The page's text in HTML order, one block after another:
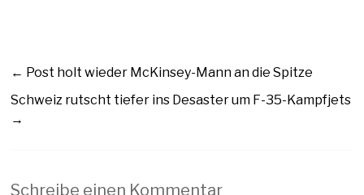
← Post holt wieder McKinsey-Mann an die Spitze
Schweiz rutscht tiefer ins Desaster um F-35-Kampfjets
→
Schreibe einen Kommentar